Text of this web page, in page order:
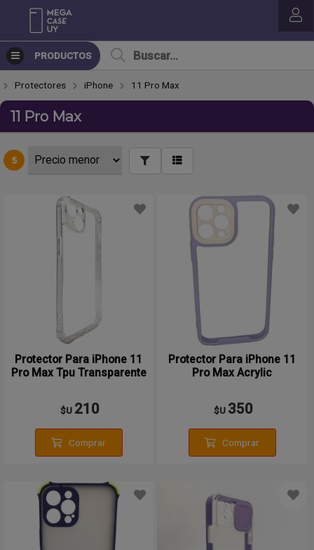
PRODUCTOS
Protectores iPhone 11 Pro Max
11 Pro Max
5
Protector Para iPhone 11
Pro Max Tpu Transparente
$U 210
Comprar
Protector Para iPhone 11
Pro Max Acrylic
$U 350
Comprar